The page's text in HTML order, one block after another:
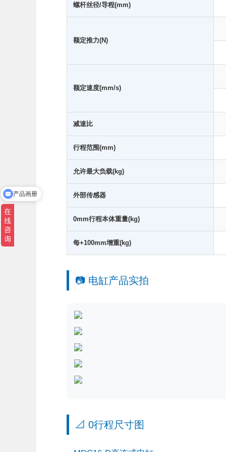
螺杆丝径/导程(mm)
额定推力(N)
额定速度(mm/s)
减速比
行程范围(mm)
允许最大负载(kg)
外部传感器
0mm行程本体重量(kg)
每+100mm增重(kg)
📷 电缸产品实拍
📐 0行程尺寸图
产品画册